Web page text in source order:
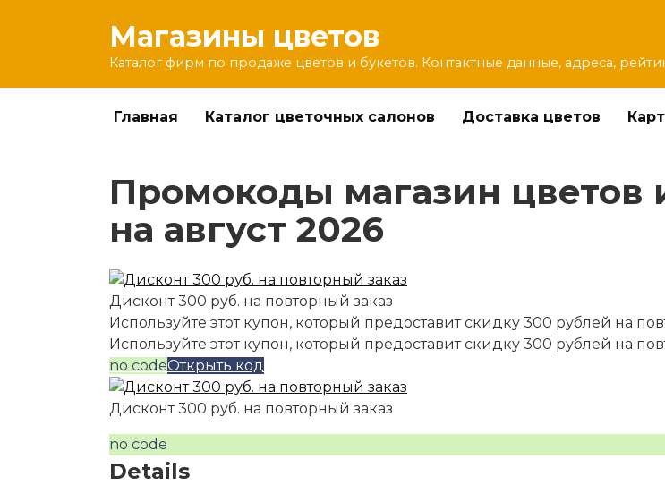
Магазины цветов
Каталог фирм по продаже цветов и букетов. Контактные данные, адреса,
Главная Каталог цветочных салонов Доставка цветов
Промокоды магазин цветов
на август 2026
Дисконт 300 руб. на повторный заказ
Используйте этот купон, который предоставит скидку 300 рублей на
Используйте этот купон, который предоставит скидку 300 рублей на
no codeОткрыть код
Дисконт 300 руб. на повторный заказ
no code
Details